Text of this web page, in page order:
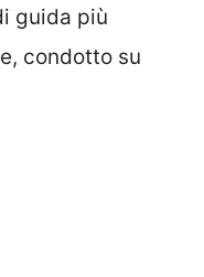
guida più
condotto su